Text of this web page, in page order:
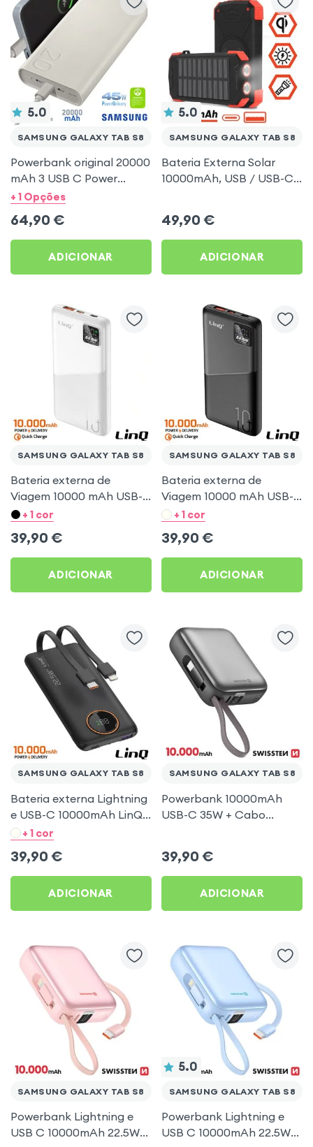
5.0
SAMSUNG GALAXY TAB S8
Powerbank original 20000
mAh 3 USB C Power
Delivery 45W Samsung
Galaxy Tab S8
+ 1 Opções
64,90 €
ADICIONAR
5.0
SAMSUNG GALAXY TAB S8
Bateria Externa Solar
10000mAh, USB / USB-C
Akashi - Preto para
Samsung Galaxy Tab S8
49,90 €
ADICIONAR
SAMSUNG GALAXY TAB S8
Bateria externa de
Viagem 10000 mAh USB-
C + USB - Branco para
+ 1 cor
39,90 €
ADICIONAR
SAMSUNG GALAXY TAB S8
Bateria externa de
Viagem 10000 mAh USB-
C + USB - Preto para
+ 1 cor
39,90 €
ADICIONAR
SAMSUNG GALAXY TAB S8
Bateria externa Lightning
e USB-C 10000mAh LinQ
Preto para Samsung
+ 1 cor
39,90 €
ADICIONAR
SAMSUNG GALAXY TAB S8
Powerbank 10000mAh
USB-C 35W + Cabo
Tab S8
39,90 €
ADICIONAR
SAMSUNG GALAXY TAB S8
Powerbank Lightning e
USB C 10000mAh 22.5W
5.0
SAMSUNG GALAXY TAB S8
Powerbank Lightning e
USB C 10000mAh 22.5W